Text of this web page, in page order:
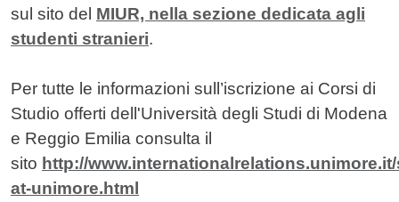
sul sito del MIUR, nella sezione dedicata agli
studenti stranieri.
Per tutte le informazioni sull’iscrizione ai Corsi di
Studio offerti dell'Università degli Studi di Modena
e Reggio Emilia consulta il
sito http://
at-unimore.html